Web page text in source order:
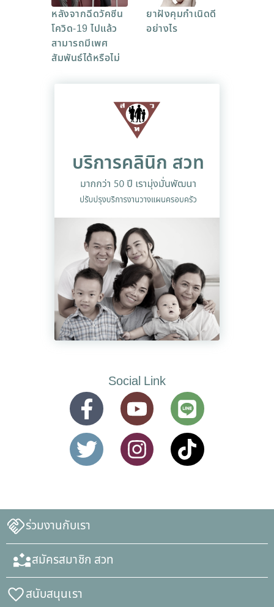
หลังจากฉีดวัคซีน
โควิด-19 ไปแล้ว
สามารถมีเพศ
สัมพันธ์ได้หรือไม่
ยาฝังคุมกำเนิดดี
อย่างไร
Social Link
ร่วมงานกับเรา
สมัครสมาชิก สวท
สนับสนุนเรา